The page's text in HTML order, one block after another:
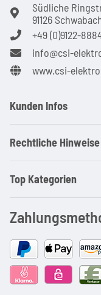
Südliche
91126
+49 (0)9122-
info@csi-
www.csi-
Kunden Infos
Rechtliche Hinweise
Top Kategorien